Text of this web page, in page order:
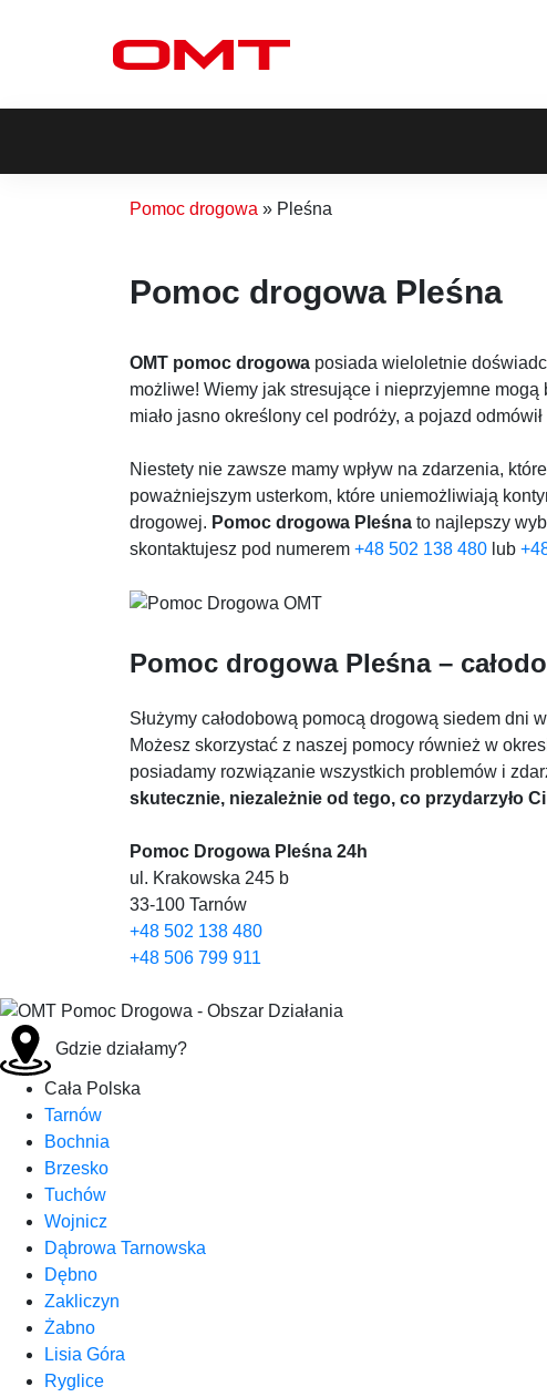
Pomoc drogowa » Pleśna
Pomoc drogowa Pleśna
OMT pomoc drogowa posiada wieloletnie
możliwe! Wiemy jak stresujące i nieprzyjemne
miało jasno określony cel podróży, a pojazd odmówił
Niestety nie zawsze mamy wpływ na zdarzenia,
poważniejszym usterkom, które uniemożliwiają
drogowej. Pomoc drogowa Pleśna to najlepszy
skontaktujesz pod numerem +48 502 138 480 lub
Pomoc drogowa Pleśna –
Służymy całodobową pomocą drogową siedem
Możesz skorzystać z naszej pomocy również w
posiadamy rozwiązanie wszystkich problemów i
skutecznie, niezależnie od tego, co przydarzyło
Pomoc Drogowa Pleśna 24h
ul. Krakowska 245 b
33-100 Tarnów
+48 502 138 480
+48 506 799 911
Gdzie działamy?
Cała Polska
Tarnów
Bochnia
Brzesko
Tuchów
Wojnicz
Dąbrowa Tarnowska
Dębno
Zakliczyn
Żabno
Lisia Góra
Ryglice